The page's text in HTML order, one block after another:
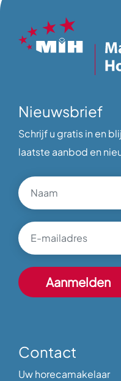
Nieuwsbrief
Schrijf u gratis in en
laatste aanbod en
Contact
Uw horecamakelaar